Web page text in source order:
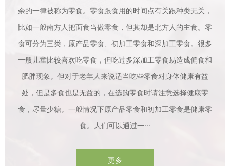
余的一律被称为零食。零食跟食用的时间点有关跟种类无关，
比如一般南方人把面食当做零食，但其却是北方人的主食。零
食可分为三类，原产品零食、初加工零食和深加工零食。很多
一般儿童比较喜欢吃零食，但吃过多深加工零食易造成偏食和
肥胖现象。但对于老年人来说适当吃些零食对身体健康有益
处，但是多食也是无益的，在选购零食时请注意选择健康零
食，尽量少糖。一般情况下原产品零食和初加工零食是健康零
食。人们可以通过一···
更多